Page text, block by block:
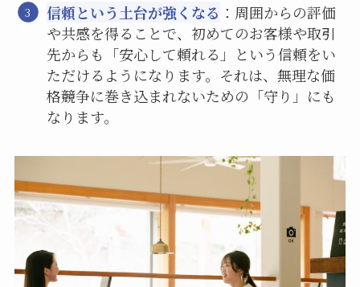
信頼という土台が強くなる ：周囲からの評価
や共感を得ることで、初めてのお客様や取引
先からも「安心して頼れる」という信頼をい
ただけるようになります。それは、無理な価
格競争に巻き込まれないための「守り」にも
なります。